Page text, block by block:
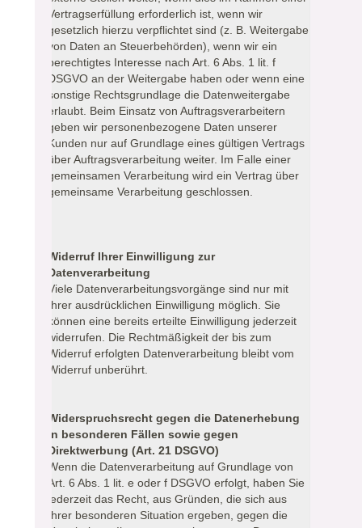
Vertragserfüllung erforderlich ist, wenn wir
gesetzlich hierzu verpflichtet sind (z. B. Weitergabe
von Daten an Steuerbehörden), wenn wir ein
berechtigtes Interesse nach Art. 6 Abs. 1 lit. f
DSGVO an der Weitergabe haben oder wenn eine
sonstige Rechtsgrundlage die Datenweitergabe
erlaubt. Beim Einsatz von Auftragsverarbeitern
geben wir personenbezogene Daten unserer
Kunden nur auf Grundlage eines gültigen Vertrags
über Auftragsverarbeitung weiter. Im Falle einer
gemeinsamen Verarbeitung wird ein Vertrag über
gemeinsame Verarbeitung geschlossen.
Widerruf Ihrer Einwilligung zur
Datenverarbeitung
Viele Datenverarbeitungsvorgänge sind nur mit
Ihrer ausdrücklichen Einwilligung möglich. Sie
können eine bereits erteilte Einwilligung jederzeit
widerrufen. Die Rechtmäßigkeit der bis zum
Widerruf erfolgten Datenverarbeitung bleibt vom
Widerruf unberührt.
Widerspruchsrecht gegen die Datenerhebung
in besonderen Fällen sowie gegen
Direktwerbung (Art. 21 DSGVO)
Wenn die Datenverarbeitung auf Grundlage von
Art. 6 Abs. 1 lit. e oder f DSGVO erfolgt, haben Sie
jederzeit das Recht, aus Gründen, die sich aus
Ihrer besonderen Situation ergeben, gegen die